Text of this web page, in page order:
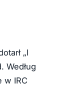
„I
Według
w IRC